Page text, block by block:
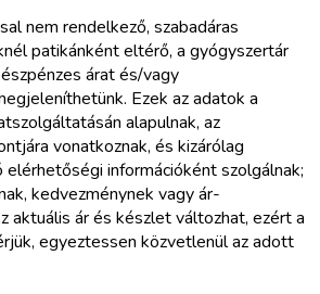
nem rendelkező, szabadáras
patikánként eltérő, a gyógyszertár
árat és/vagy
Ezek az adatok a
alapulnak, az
vonatkoznak, és kizárólag
információként szolgálnak;
kedvezménynek vagy ár-
aktuális ár és készlet változhat, ezért a
egyeztessen közvetlenül az adott